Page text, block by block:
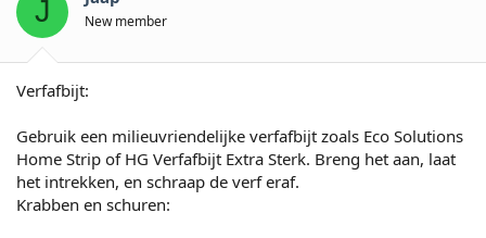
J New member
Verfafbijt:
Gebruik een milieuvriendelijke verfafbijt zoals Eco Solutions
Home Strip of HG Verfafbijt Extra Sterk. Breng het aan, laat
het intrekken, en schraap de verf eraf.
Krabben en schuren: